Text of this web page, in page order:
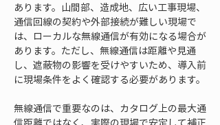
あります。山間部、造成地、広い工事現場、
通信回線の契約や外部接続が難しい現場で
は、ローカルな無線通信が有効になる場合が
あります。ただし、無線通信は距離や見通
し、遮蔽物の影響を受けやすいため、導入前
に現場条件をよく確認する必要があります。
無線通信で重要なのは、カタログ上の最大通
信距離ではなく、実際の現場で安定して補正